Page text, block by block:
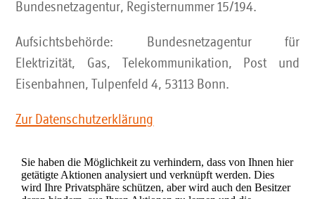
Bundesnetzagentur, Registernummer 15/194.
Aufsichtsbehörde: Bundesnetzagentur für
Elektrizität, Gas, Telekommunikation, Post und
Eisenbahnen, Tulpenfeld 4, 53113 Bonn.
Zur Datenschutzerklärung